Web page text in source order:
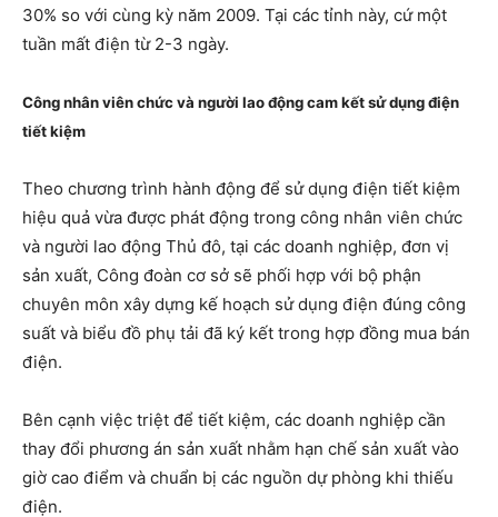
30% so với cùng kỳ năm 2009. Tại các tỉnh này, cứ một
tuần mất điện từ 2-3 ngày.
Công nhân viên chức và người lao động cam kết sử dụng điện
tiết kiệm
Theo chương trình hành động để sử dụng điện tiết kiệm
hiệu quả vừa được phát động trong công nhân viên chức
và người lao động Thủ đô, tại các doanh nghiệp, đơn vị
sản xuất, Công đoàn cơ sở sẽ phối hợp với bộ phận
chuyên môn xây dựng kế hoạch sử dụng điện đúng công
suất và biểu đồ phụ tải đã ký kết trong hợp đồng mua bán
điện.
Bên cạnh việc triệt để tiết kiệm, các doanh nghiệp cần
thay đổi phương án sản xuất nhằm hạn chế sản xuất vào
giờ cao điểm và chuẩn bị các nguồn dự phòng khi thiếu
điện.